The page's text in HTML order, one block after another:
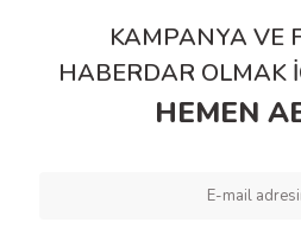
KAMPANYA VE
HABERDAR OLMAK
HEMEN